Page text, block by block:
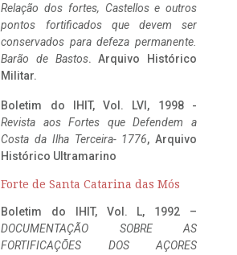
Relação dos fortes, Castellos e outros
pontos fortificados que devem ser
conservados para defeza permanente.
Barão de Bastos. Arquivo Histórico
Militar.
Boletim do IHIT, Vol. LVI, 1998 -
Revista aos Fortes que Defendem a
Costa da Ilha Terceira- 1776, Arquivo
Histórico Ultramarino
Forte de Santa Catarina das Mós
Boletim do IHIT, Vol. L, 1992 –
DOCUMENTAÇÃO SOBRE AS
FORTIFICAÇÕES DOS AÇORES